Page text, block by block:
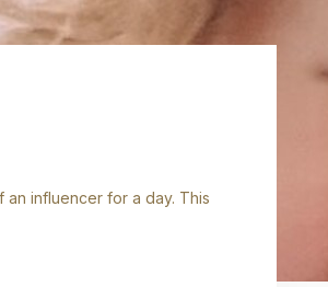
influencer for a day. This